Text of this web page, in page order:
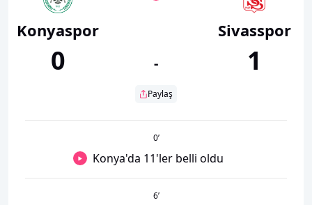
Konyaspor
0 -
Paylaş
Sivasspor
1
0’
Konya'da 11'ler belli oldu
6’